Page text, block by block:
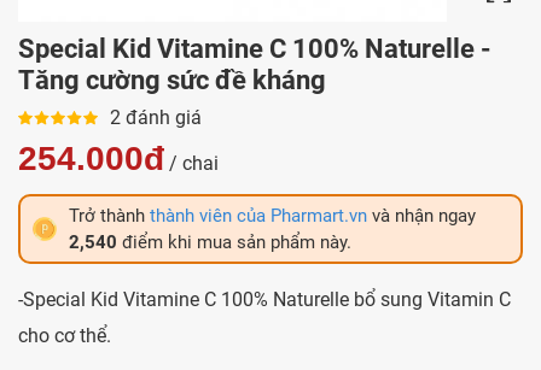
Special Kid Vitamine C 100% Naturelle -
Tăng cường sức đề kháng
2 đánh giá
254.000đ / chai
Trở thành thành viên của Pharmart.vn và nhận ngay
2,540 điểm khi mua sản phẩm này.
-Special Kid Vitamine C 100% Naturelle bổ sung Vitamin C
cho cơ thể.